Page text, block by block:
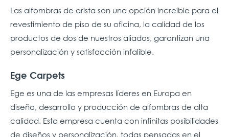
Las alfombras de arista son una opción increíble para el
revestimiento de piso de su oficina, la calidad de los
productos de dos de nuestros aliados, garantizan una
personalización y satisfacción infalible.
Ege Carpets
Ege es una de las empresas líderes en Europa en
diseño, desarrollo y producción de alfombras de alta
calidad. Esta empresa cuenta con infinitas posibilidades
de diseños y personalización, todas pensadas en el